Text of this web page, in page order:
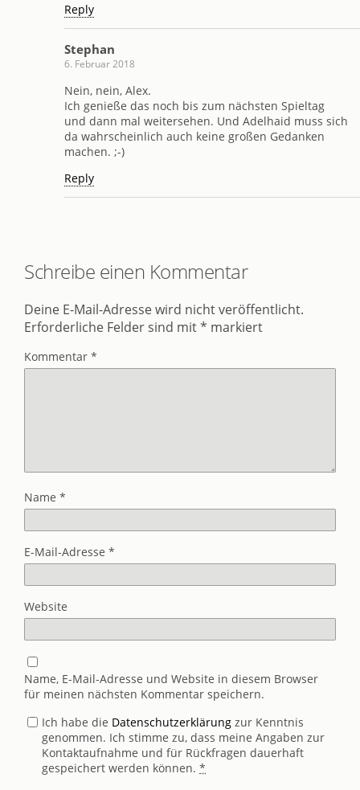
Reply
Stephan
6. Februar 2018
Nein, nein, Alex.
Ich genieße das noch bis zum nächsten Spieltag
und dann mal weitersehen. Und Adelhaid muss sich
da wahrscheinlich auch keine großen Gedanken
machen. ;-)
Reply
Schreibe einen Kommentar
Deine E-Mail-Adresse wird nicht veröffentlicht.
Erforderliche Felder sind mit* markiert
Kommentar *
Name *
E-Mail-Adresse *
Website
Name, E-Mail-Adresse und Website in diesem Browser
für meinen nächsten Kommentar speichern.
Ich habe die Datenschutzerklärung zur Kenntnis
genommen. Ich stimme zu, dass meine Angaben zur
Kontaktaufnahme und für Rückfragen dauerhaft
gespeichert werden können. *